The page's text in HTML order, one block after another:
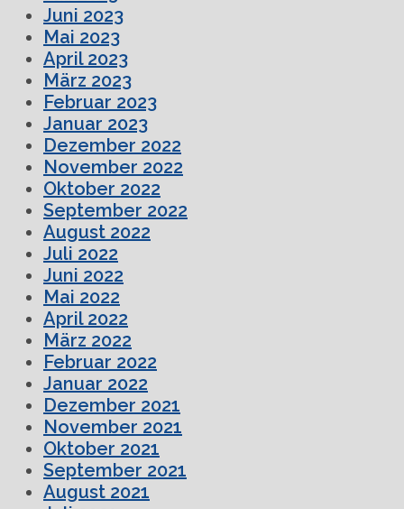
Juni 2023
Mai 2023
April 2023
März 2023
Februar 2023
Januar 2023
Dezember 2022
November 2022
Oktober 2022
September 2022
August 2022
Juli 2022
Juni 2022
Mai 2022
April 2022
März 2022
Februar 2022
Januar 2022
Dezember 2021
November 2021
Oktober 2021
September 2021
August 2021